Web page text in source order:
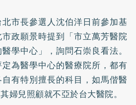
市長參選人沈伯洋日前參加基
政願景時提到「市立萬芳醫院
學中心」，詢問石崇良看法。
為醫學中心的醫療院所，都有
有特別擅長的科目，如馬偕醫
婦兒照顧就不亞於台大醫院。